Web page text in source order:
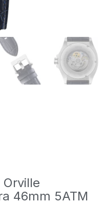
46mm 5ATM